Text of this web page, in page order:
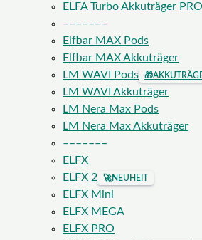
ELFA Turbo Akkuträger PRO
–––––––
Elfbar MAX Pods
Elfbar MAX Akkuträger
LM WAVI Pods
🎁
LM WAVI Akkuträger
LM Nera Max Pods
LM Nera Max Akkuträger
–––––––
ELFX
ELFX 2
🚀NEUHEIT
ELFX Mini
ELFX MEGA
ELFX PRO